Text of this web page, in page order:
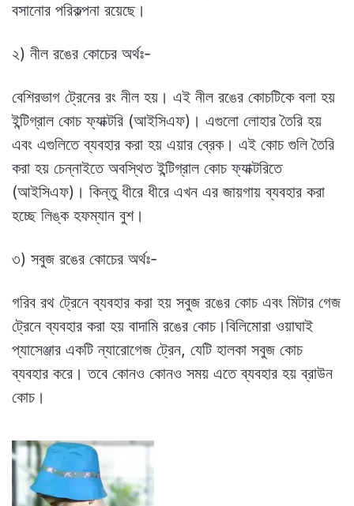
বসানোর পরিকল্পনা রয়েছে।
২) নীল রঙের কোচের অর্থঃ-
বেশিরভাগ ট্রেনের রং নীল হয়। এই নীল রঙের কোচটিকে বলা হয়
ইন্টিগ্রাল কোচ ফ্যাক্টরি (আইসিএফ)। এগুলো লোহার তৈরি হয়
এবং এগুলিতে ব্যবহার করা হয় এয়ার ব্রেক। এই কোচ গুলি তৈরি
করা হয় চেন্নাইতে অবস্থিত ইন্টিগ্রাল কোচ ফ্যাক্টরিতে
(আইসিএফ)। কিন্তু ধীরে ধীরে এখন এর জায়গায় ব্যবহার করা
হচ্ছে লিঙ্ক হফম্যান বুশ।
৩) সবুজ রঙের কোচের অর্থঃ-
গরিব রথ ট্রেনে ব্যবহার করা হয় সবুজ রঙের কোচ এবং মিটার গেজ
ট্রেনে ব্যবহার করা হয় বাদামি রঙের কোচ।বিলিমোরা ওয়াঘাই
প্যাসেঞ্জার একটি ন্যারোগেজ ট্রেন, যেটি হালকা সবুজ কোচ
ব্যবহার করে। তবে কোনও কোনও সময় এতে ব্যবহার হয় ব্রাউন
কোচ।